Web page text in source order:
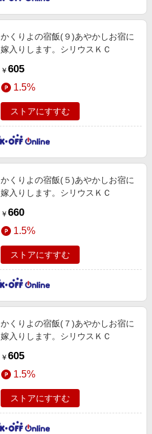
かくりよの宿飯(９)あやかしお宿に
嫁入りします。シリウスＫＣ
￥ 605
1.5%
ストアにすすむ
かくりよの宿飯(５)あやかしお宿に
嫁入りします。シリウスＫＣ
￥ 660
1.5%
ストアにすすむ
かくりよの宿飯(７)あやかしお宿に
嫁入りします。シリウスＫＣ
￥ 605
1.5%
ストアにすすむ